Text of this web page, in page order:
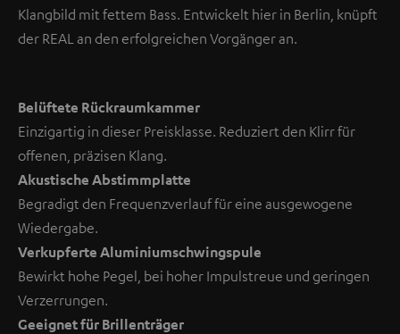
Klangbild mit fettem Bass. Entwickelt hier in Berlin, knüpft
der REAL an den erfolgreichen Vorgänger an.
Belüftete Rückraumkammer
Einzigartig in dieser Preisklasse. Reduziert den Klirr für
offenen, präzisen Klang.
Akustische Abstimmplatte
Begradigt den Frequenzverlauf für eine ausgewogene
Wiedergabe.
Verkupferte Aluminiumschwingspule
Bewirkt hohe Pegel, bei hoher Impulstreue und geringen
Verzerrungen.
Geeignet für Brillenträger